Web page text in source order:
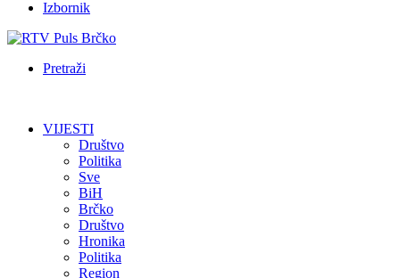
Izbornik
Pretraži
VIJESTI
Društvo
Politika
Sve
BiH
Brčko
Društvo
Hronika
Politika
Region